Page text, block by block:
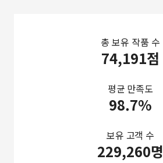
총 보유 작품 수
74,191점
평균 만족도
98.7%
보유 고객 수
229,260명